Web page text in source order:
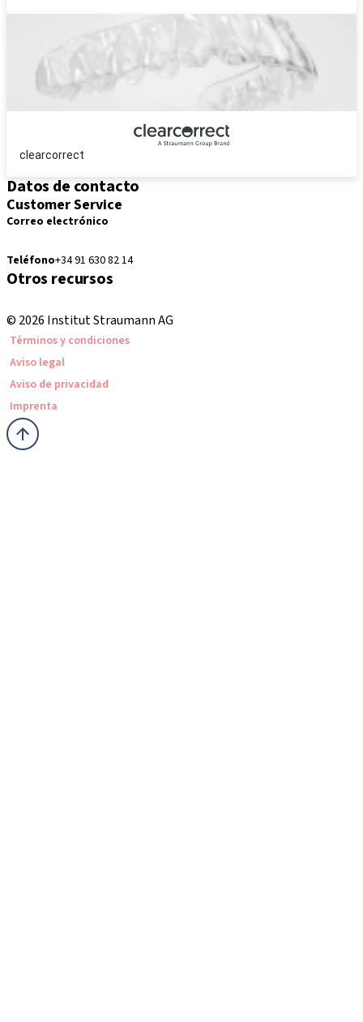
clearcorrect
Datos de contacto
Customer Service
Correo electrónico
Teléfono+34 91 630 82 14
Otros recursos
© 2026 Institut Straumann AG
Términos y condiciones
Aviso legal
Aviso de privacidad
Imprenta